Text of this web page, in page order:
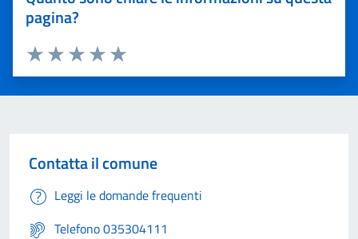
pagina?
Valuta 5 stelle su 5
Valuta 4 stelle su 5
Valuta 3 stelle su 5
Valuta 2 stelle su 5
Valuta 1 stelle su 5
Contatta il comune
Leggi le domande frequenti
Telefono 035304111